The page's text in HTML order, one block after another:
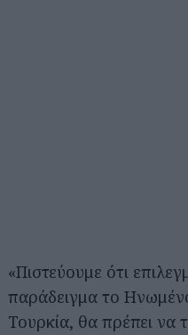
«Πιστεύουμε ότι
παράδειγμα το
Τουρκία, θα πρέπει να